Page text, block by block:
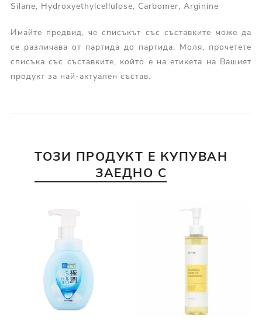
Silane, Hydroxyethylcellulose, Carbomer, Arginine
Имайте предвид, че списъкът със съставките може да
се различава от партида до партида. Моля, прочетете
списъка със съставките, който е на етикета на Вашият
продукт за най-актуален състав.
ТОЗИ ПРОДУКТ Е КУПУВАН
ЗАЕДНО С